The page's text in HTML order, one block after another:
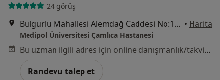
24 görüş
Bulgurlu Mahallesi Alemdağ Caddesi No:100, Üsküdar • Harita
Medipol Üniversitesi Çamlıca Hastanesi
Bu uzman ilgili adres için online danışmanlık/takvim sunmuyor.
Randevu talep et